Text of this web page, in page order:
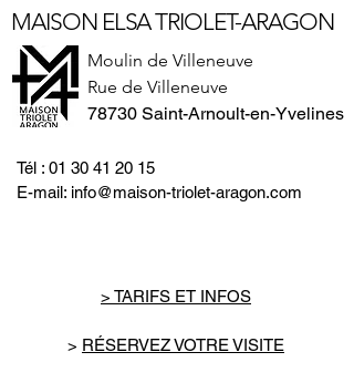
d'un câble de chargeur USB.
Longueur9 cm
Largeur2.4 cm
Hauteur12 cm
Poids145 g
MAISON ELSA TRIOLET-ARAGON
Moulin de Villeneuve
Rue de Villeneuve
78730 Saint-Arnoult-en-Yvelines
Tél : 01 30 41 20 15
E-mail: info@maison-triolet-aragon.com
> TARIFS ET INFOS
> RÉSERVEZ VOTRE VISITE